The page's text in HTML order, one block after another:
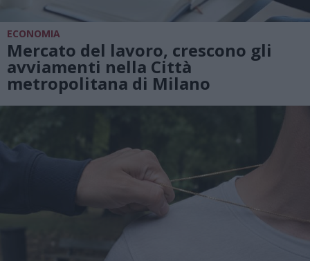
ECONOMIA
Mercato del lavoro, crescono gli
avviamenti nella Città
metropolitana di Milano